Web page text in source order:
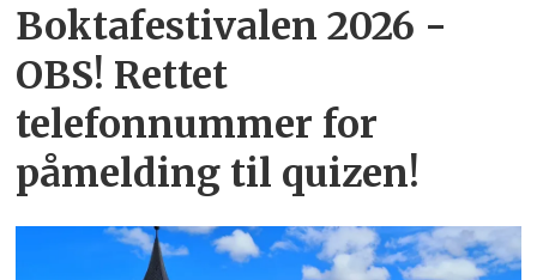
Boktafestivalen 2026 -
OBS! Rettet
telefonnummer for
påmelding til quizen!